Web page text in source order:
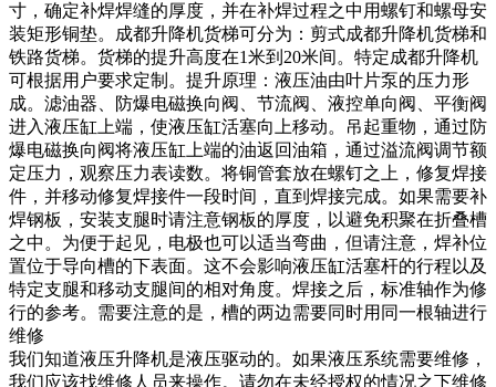
寸，确定补焊焊缝的厚度，并在补焊过程之中用螺钉和螺母安
装矩形铜垫。成都升降机货梯可分为：剪式成都升降机货梯和
铁路货梯。货梯的提升高度在1米到20米间。特定成都升降机
可根据用户要求定制。提升原理：液压油由叶片泵的压力形
成。滤油器、防爆电磁换向阀、节流阀、液控单向阀、平衡阀
进入液压缸上端，使液压缸活塞向上移动。吊起重物，通过防
爆电磁换向阀将液压缸上端的油返回油箱，通过溢流阀调节额
定压力，观察压力表读数。将铜管套放在螺钉之上，修复焊接
件，并移动修复焊接件一段时间，直到焊接完成。如果需要补
焊钢板，安装支腿时请注意钢板的厚度，以避免积聚在折叠槽
之中。为便于起见，电极也可以适当弯曲，但请注意，焊补位
置位于导向槽的下表面。这不会影响液压缸活塞杆的行程以及
特定支腿和移动支腿间的相对角度。焊接之后，标准轴作为修
行的参考。需要注意的是，槽的两边需要同时用同一根轴进行
维修
我们知道液压升降机是液压驱动的。如果液压系统需要维修，
我们应该找维修人员来操作。请勿在未经授权的情况之下维修